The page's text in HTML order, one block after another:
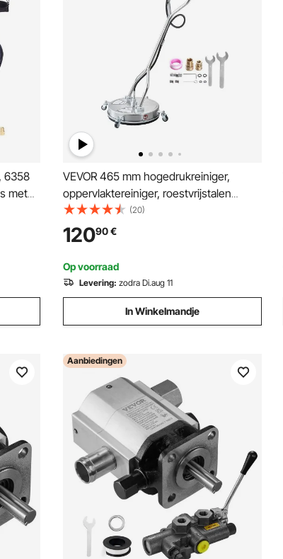
6358
met
7
VEVOR 465 mm hogedrukreiniger,
oppervlaktereiniger, roestvrijstalen
oppervlaktereiniger met 4 wielen, max.
4000 PSI, 3/8 snelkoppeling, 2
sproeikoppen, dubbele handgreep, voor
beton, terras, stoep
(20)
12090€
Op voorraad
Levering: zodra Di.aug 11
In Winkelmandje
Aanbiedingen